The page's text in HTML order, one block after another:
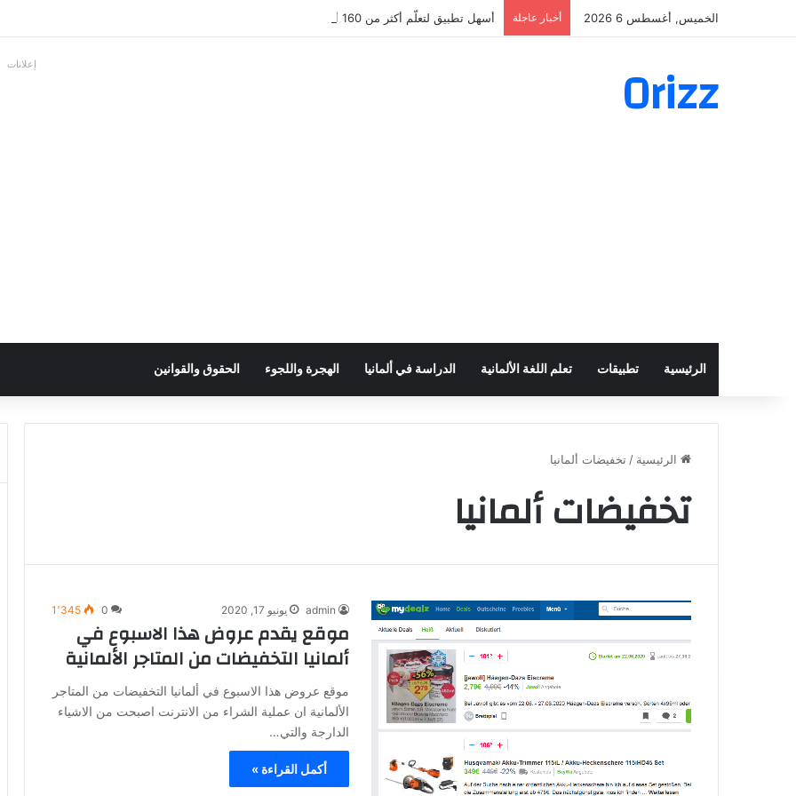
الخميس, أغسطس 6 2026 أخبار عاجلة أسهل تطبيق لتعلّم أكثر من 160 ألف فعل بالألمانية
Orizz إعلانات
الرئيسية تطبيقات تعلم اللغة الألمانية الدراسة في ألمانيا الهجرة واللجوء الحقوق والقوانين
الرئيسية / تخفيضات ألمانيا
تخفيضات ألمانيا
admin يونيو 17, 2020 0 1٬345
موقع يقدم عروض هذا الاسبوع في
ألمانيا التخفيضات من المتاجر الألمانية
موقع عروض هذا الاسبوع في ألمانيا التخفيضات من المتاجر
الألمانية ان عملية الشراء من الانترنت اصبحت من الاشياء
الدارجة والتي…
أكمل القراءة »